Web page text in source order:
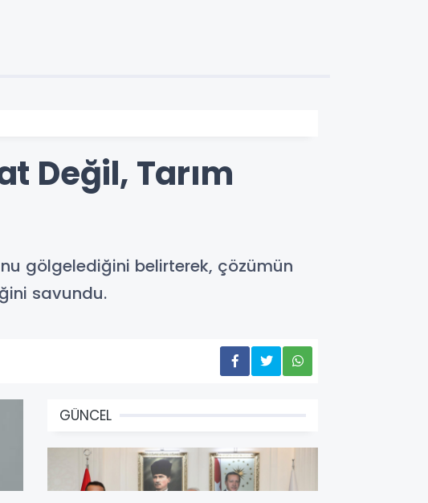
Değil, Tarım
gölgelediğini belirterek, çözümün
savundu.
GÜNCEL